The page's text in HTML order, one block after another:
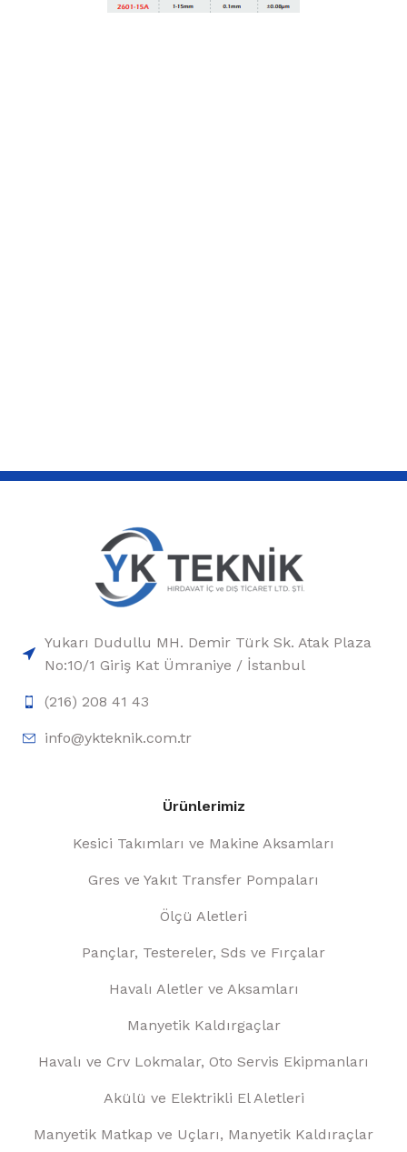
Yukarı Dudullu MH. Demir Türk Sk. Atak Plaza
No:10/1 Giriş Kat Ümraniye / İstanbul
(216) 208 41 43
info@ykteknik.com.tr
Ürünlerimiz
Kesici Takımları ve Makine Aksamları
Gres ve Yakıt Transfer Pompaları
Ölçü Aletleri
Pançlar, Testereler, Sds ve Fırçalar
Havalı Aletler ve Aksamları
Manyetik Kaldırgaçlar
Havalı ve Crv Lokmalar, Oto Servis Ekipmanları
Akülü ve Elektrikli El Aletleri
Manyetik Matkap ve Uçları, Manyetik Kaldıraçlar